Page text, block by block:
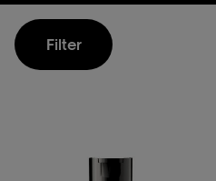
Filter